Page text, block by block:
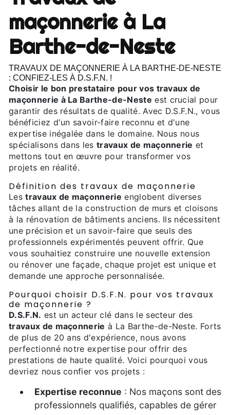
maçonnerie à La
Barthe-de-Neste
TRAVAUX DE MAÇONNERIE À LA BARTHE-DE-NESTE
: CONFIEZ-LES À D.S.F.N. !
Choisir le bon prestataire pour vos travaux de
maçonnerie à La Barthe-de-Neste est crucial pour
garantir des résultats de qualité. Avec D.S.F.N., vous
bénéficiez d'un savoir-faire reconnu et d'une
expertise inégalée dans le domaine. Nous nous
spécialisons dans lestravaux de maçonnerie et
mettons tout en œuvre pour transformer vos
projets en réalité.
Définition des travaux de maçonnerie
Lestravaux de maçonnerie englobent diverses
tâches allant de la construction de murs et cloisons
à la rénovation de bâtiments anciens. Ils nécessitent
une précision et un savoir-faire que seuls des
professionnels expérimentés peuvent offrir. Que
vous souhaitiez construire une nouvelle extension
ou rénover une façade, chaque projet est unique et
demande une approche personnalisée.
Pourquoi choisir D.S.F.N. pour vos travaux
de maçonnerie ?
D.S.F.N. est un acteur clé dans le secteur des
travaux de maçonnerie à La Barthe-de-Neste. Forts
de plus de 20 ans d'expérience, nous avons
perfectionné notre expertise pour offrir des
prestations de haute qualité. Voici pourquoi vous
devriez nous confier vos projets :
Expertise reconnue : Nos maçons sont des
professionnels qualifiés, capables de gérer